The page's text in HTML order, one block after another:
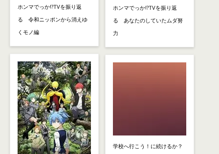
ホンマでっか!?TVを振り返
る 令和ニッポンから消えゆ
くモノ編
ホンマでっか!?TVを振り返
る あなたのしていたムダ努
力
学校へ行こう！に続けるか？